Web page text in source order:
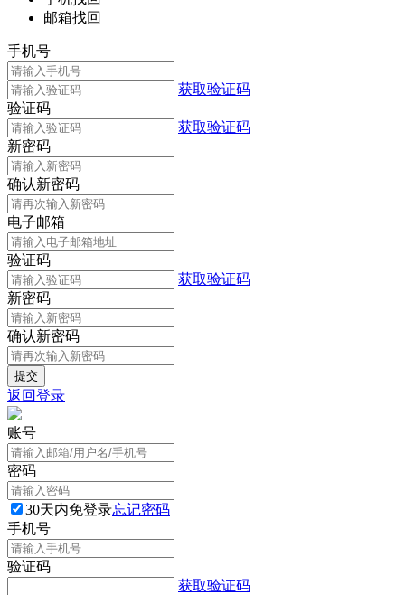
邮箱找回
手机号
获取验证码
验证码
获取验证码
新密码
确认新密码
电子邮箱
验证码
获取验证码
新密码
确认新密码
返回登录
账号
密码
30天内免登录忘记密码
手机号
验证码
获取验证码